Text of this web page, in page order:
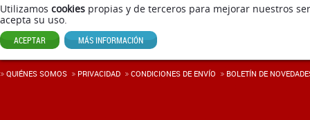
Utilizamos cookies propias y de terceros para mejorar nuestros
acepta su uso.
ACEPTAR MÁS INFORMACIÓN
QUIÉNES SOMOS PRIVACIDAD CONDICIONES DE ENVÍ­O BOLETÍN DE